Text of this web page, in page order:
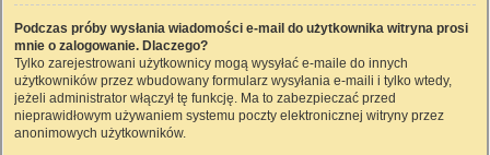
Podczas próby wysłania wiadomości e-mail do użytkownika witryna prosi
mnie o zalogowanie. Dlaczego?
Tylko zarejestrowani użytkownicy mogą wysyłać e-maile do innych
użytkowników przez wbudowany formularz wysyłania e-maili i tylko wtedy,
jeżeli administrator włączył tę funkcję. Ma to zabezpieczać przed
nieprawidłowym używaniem systemu poczty elektronicznej witryny przez
anonimowych użytkowników.